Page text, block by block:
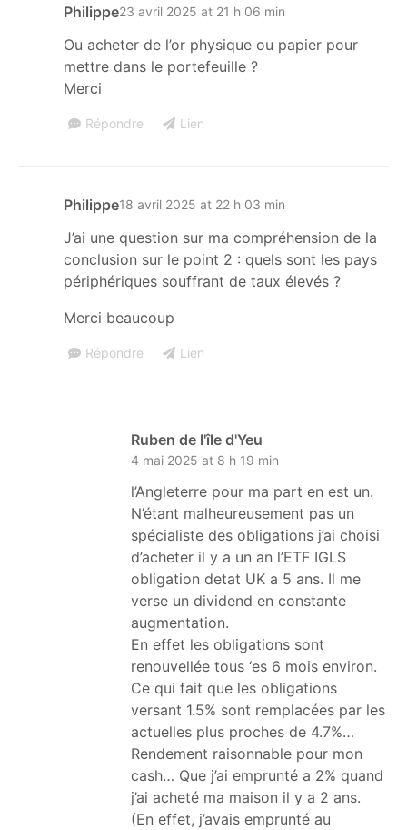
Philippe23 avril 2025 at 21 h 06 min
Ou acheter de l’or physique ou papier pour
mettre dans le portefeuille ?
Merci
Répondre Lien
Philippe18 avril 2025 at 22 h 03 min
J’ai une question sur ma compréhension de la
conclusion sur le point 2 : quels sont les pays
périphériques souffrant de taux élevés ?
Merci beaucoup
Répondre Lien
Ruben de l'île d'Yeu
4 mai 2025 at 8 h 19 min
l’Angleterre pour ma part en est un.
N’étant malheureusement pas un
spécialiste des obligations j’ai choisi
d’acheter il y a un an l’ETF IGLS
obligation detat UK a 5 ans. Il me
verse un dividend en constante
augmentation.
En effet les obligations sont
renouvellée tous ‘es 6 mois environ.
Ce qui fait que les obligations
versant 1.5% sont remplacées par les
actuelles plus proches de 4.7%…
Rendement raisonnable pour mon
cash… Que j’ai emprunté a 2% quand
j’ai acheté ma maison il y a 2 ans.
(En effet, j’avais emprunté au